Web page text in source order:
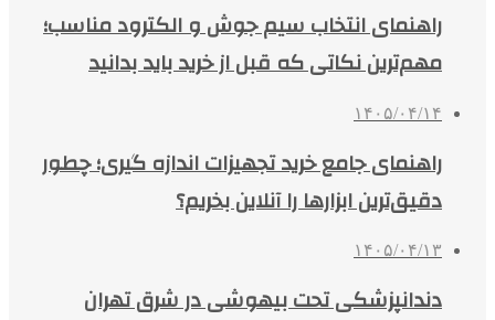
راهنمای انتخاب سیم جوش و الکترود مناسب؛
مهم‌ترین نکاتی که قبل از خرید باید بدانید
۱۴۰۵/۰۴/۱۴
راهنمای جامع خرید تجهیزات اندازه گیری؛ چطور
دقیق‌ترین ابزارها را آنلاین بخریم؟
۱۴۰۵/۰۴/۱۳
دندانپزشکی تحت بیهوشی در شرق تهران